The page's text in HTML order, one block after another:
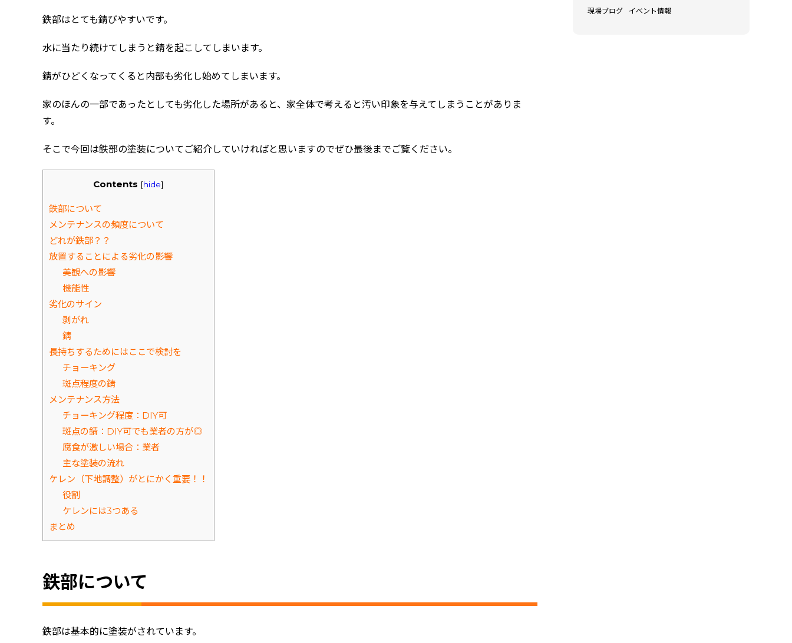
鉄部はとても錆びやすいです。
水に当たり続けてしまうと錆を起こしてしまいます。
錆がひどくなってくると内部も劣化し始めてしまいます。
家のほんの一部であったとしても劣化した場所があると、家全体で考えると汚い印象を与えてしまうことがありま
す。
そこで今回は鉄部の塗装についてご紹介していければと思いますのでぜひ最後までご覧ください。
Contents [hide]
鉄部について
メンテナンスの頻度について
どれが鉄部？？
放置することによる劣化の影響
美観への影響
機能性
劣化のサイン
剥がれ
錆
長持ちするためにはここで検討を
チョーキング
斑点程度の錆
メンテナンス方法
チョーキング程度：DIY可
斑点の錆：DIY可でも業者の方が◎
腐食が激しい場合：業者
主な塗装の流れ
ケレン（下地調整）がとにかく重要！！
役割
ケレンには3つある
まとめ
鉄部について
鉄部は基本的に塗装がされています。
現場ブログ イベント情報